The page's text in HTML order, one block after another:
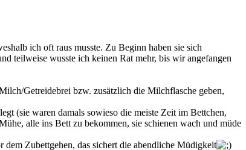
ich oft raus musste. Zu Beginn haben sie sich
teilweise wusste ich keinen Rat mehr, bis wir angefangen
Getreidebrei bzw. zusätzlich die Milchflasche geben,
(sie waren damals sowieso die meiste Zeit im Bettchen,
alle ins Bett zu bekommen, sie schienen wach und müde
Zubettgehen, das sichert die abendliche Müdigkeit